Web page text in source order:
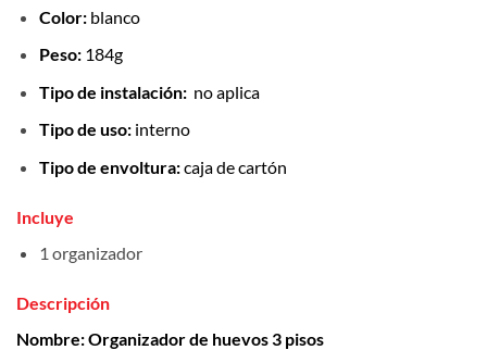
Color: blanco
Peso: 184g
Tipo de instalación: no aplica
Tipo de uso: interno
Tipo de envoltura:caja de cartón
Incluye
1 organizador
Descripción
Nombre: Organizador de huevos 3 pisos